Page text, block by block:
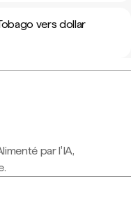
vers dollar
par l'IA,